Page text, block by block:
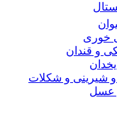
خوری
و قندان
شیرینی و شکلات
عسل